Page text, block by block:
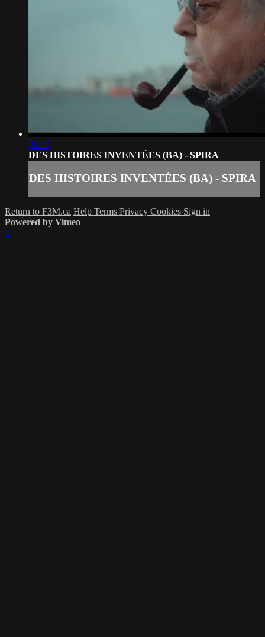
00:45
DES HISTOIRES INVENTÉES (BA) - SPIRA
DES HISTOIRES INVENTÉES (BA) - SPIRA
Return to F3M.ca Help Terms Privacy Cookies Sign in
Powered by Vimeo
×